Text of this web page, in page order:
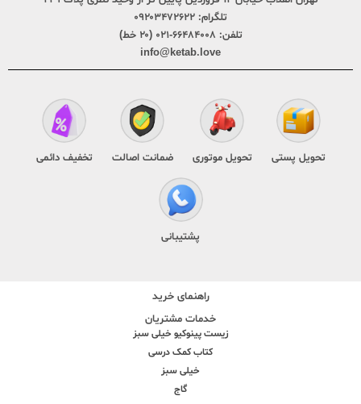
تلگرام: ۰۹۲۰۳۴۷۲۶۲۲
تلفن: ۶۶۴۸۴۰۰۸-۰۲۱ (۲۰ خط)
info@ketab.love
تحویل پستی تحویل موتوری ضمانت اصالت تخفیف دائمی
پشتیبانی
راهنمای خرید
خدمات مشتریان
زیست پینوکیو خیلی سبز
کتاب کمک درسی
خیلی سبز
گاج